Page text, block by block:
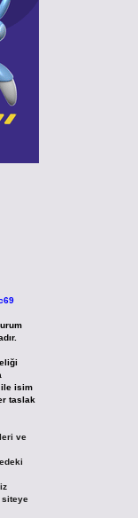
ile isim
taslak
ve
siteye